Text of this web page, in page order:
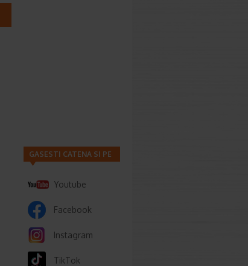
GASESTI CATENA SI PE
Youtube
Facebook
Instagram
TikTok